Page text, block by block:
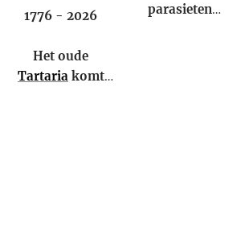
1776 - 2026
Het oude
Tartariakomt
parasieten